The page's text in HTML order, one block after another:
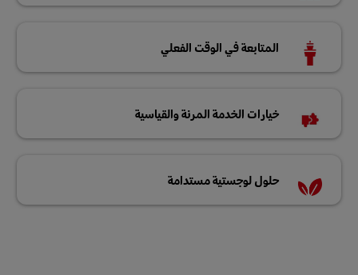
المتابعة في الوقت الفعلي
خيارات الخدمة المرنة والقياسية
حلول لوجستية مستدامة